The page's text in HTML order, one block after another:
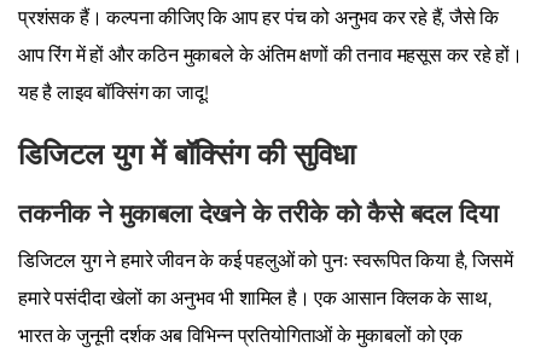
प्रशंसक हैं। कल्पना कीजिए कि आप हर पंच को अनुभव कर रहे हैं, जैसे कि
आप रिंग में हों और कठिन मुकाबले के अंतिम क्षणों की तनाव महसूस कर रहे हों।
यह है लाइव बॉक्सिंग का जादू!
डिजिटल युग में बॉक्सिंग की सुविधा
तकनीक ने मुकाबला देखने के तरीके को कैसे बदल दिया
डिजिटल युग ने हमारे जीवन के कई पहलुओं को पुनः स्वरूपित किया है, जिसमें
हमारे पसंदीदा खेलों का अनुभव भी शामिल है। एक आसान क्लिक के साथ,
भारत के जुनूनी दर्शक अब विभिन्न प्रतियोगिताओं के मुकाबलों को एक